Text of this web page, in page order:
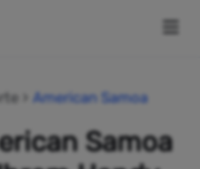
American Samoa
Samoa